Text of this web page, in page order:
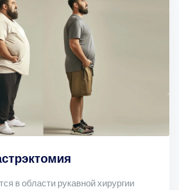
в области рукавной хирургии